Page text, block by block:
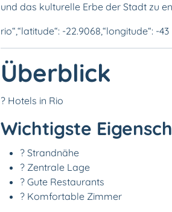
und das kulturelle Erbe der Stadt zu
rio“,“latitude“: -22.9068,“longitude“: -43
Überblick
? Hotels in Rio
Wichtigste
?️ Strandnähe
? Zentrale Lage
?️ Gute Restaurants
?️ Komfortable Zimmer